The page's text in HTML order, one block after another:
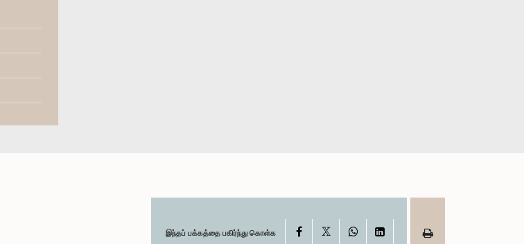
இந்தப் பக்கத்தை பகிர்ந்து கொள்க Facebook WhatsAppLinkedIn